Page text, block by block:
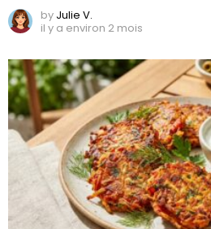
by Julie V.
il y a environ 2 mois